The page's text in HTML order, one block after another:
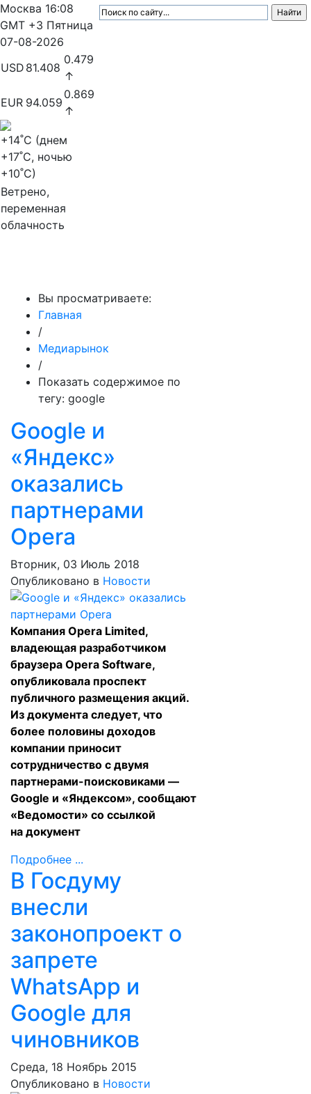
Москва 16:08
GMT +3 Пятница
07-08-2026
USD 81.408
0.479
↑
EUR 94.059
0.869
↑
+14˚C (днем
+17˚C, ночью
+10˚C)
Ветрено,
переменная
облачность
Вы просматриваете:
Главная
/
Медиарынок
/
Показать содержимое по
тегу: google
Google и
«Яндекс»
оказались
партнерами
Opera
Вторник, 03 Июль 2018
Опубликовано в Новости
Компания Opera Limited,
владеющая разработчиком
браузера Opera Software,
опубликовала проспект
публичного размещения акций.
Из документа следует, что
более половины доходов
компании приносит
сотрудничество с двумя
партнерами-поисковиками —
Google и «Яндексом», сообщают
«Ведомости» со ссылкой
на документ
Подробнее ...
В Госдуму
внесли
законопроект о
запрете
WhatsApp и
Google для
чиновников
Среда, 18 Ноябрь 2015
Опубликовано в Новости